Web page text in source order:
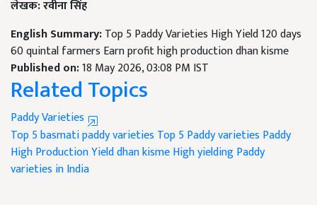
लेखक: रवीना सिंह
English Summary:Top 5 Paddy Varieties High Yield 120 days
60 quintal farmers Earn profit high production dhan kisme
Published on:18 May 2026, 03:08 PM IST
Related Topics
Paddy Varieties
Top 5 basmati paddy varieties Top 5 Paddy varieties Paddy
High Production Yielddhan kismeHigh yielding Paddy
varieties in India